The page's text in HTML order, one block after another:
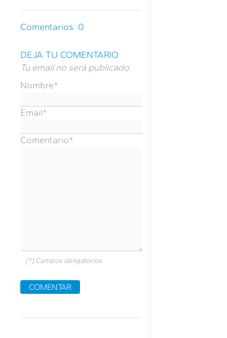
Comentarios: 0
DEJA TU COMENTARIO
Tu email no será publicado.
Nombre*
Email*
Comentario*
(*) Campos obligatorios
COMENTAR